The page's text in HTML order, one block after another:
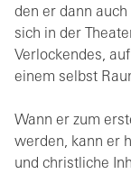
den er dann
sich in der
Verlockendes,
einem selbst
Wann er zum
werden, kann er
und christliche